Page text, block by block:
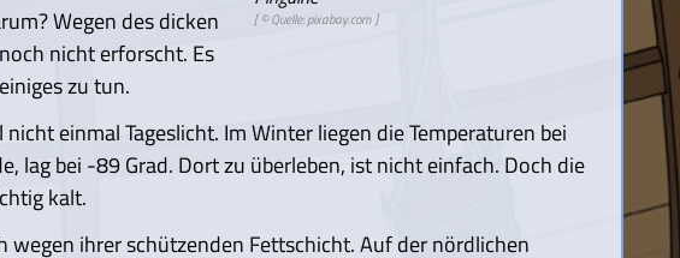
[ ©Quelle: pixabay.com]
Wegen des dicken
nicht erforscht. Es
zu tun.
einmal Tageslicht. Im Winter liegen die Temperaturen bei
lag bei -89 Grad. Dort zu überleben, ist nicht einfach. Doch die
kalt.
ihrer schützenden Fettschicht. Auf der nördlichen